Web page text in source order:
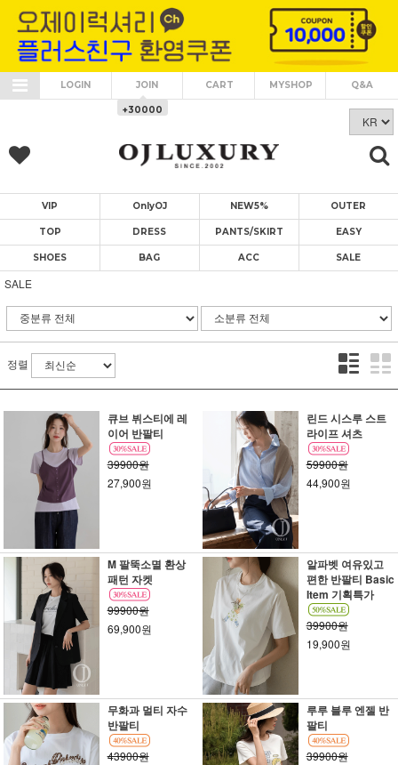
LOGIN
JOIN
+30000
CART MYSHOP Q&A
VIP OnlyOJ NEW5% OUTER
TOP DRESS PANTS/SKIRT EASY
SHOES BAG ACC SALE
SALE
정렬
큐브 뷔스티에 레
이어 반팔티
39900원
27,900원
린드 시스루 스트
라이프 셔츠
59900원
44,900원
M 팔뚝소멸 환상
패턴 자켓
99900원
69,900원
알파벳 여유있고
편한 반팔티 Basic
Item 기획특가
39900원
19,900원
무화과 멀티 자수
반팔티
43900원
루루 블루 엔젤 반
팔티
39900원